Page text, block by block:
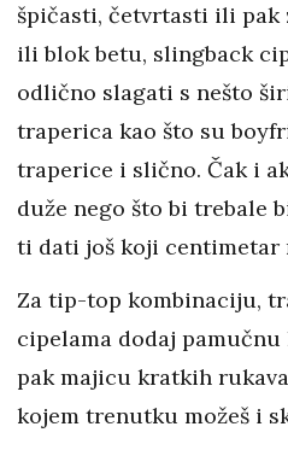
špičasti, četvrtasti ili pak
ili blok betu, slingback
odlično slagati s nešto
traperica kao što su
traperice i slično. Čak i
duže nego što bi trebale
ti dati još koji centimetar
Za tip-top kombinaciju,
cipelama dodaj
pak majicu kratkih
kojem trenutku možeš i